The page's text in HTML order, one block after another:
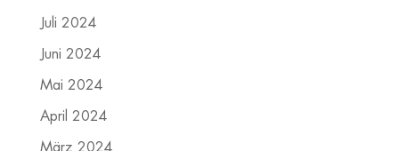
Juli 2024
Juni 2024
Mai 2024
April 2024
März 2024